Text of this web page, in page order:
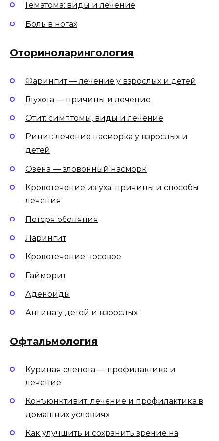
Гематома: виды и лечение
Боль в ногах
Оториноларингология
Фарингит — лечение у взрослых и детей
Глухота — причины и лечение
Отит: симптомы, виды и лечение
Ринит: лечение насморка у взрослых и
детей
Озена — зловонный насморк
Кровотечение из уха: причины и способы
лечения
Потеря обоняния
Ларингит
Кровотечение носовое
Гайморит
Аденоиды
Ангина у детей и взрослых
Офтальмология
Куриная слепота — профилактика и
лечение
Конъюнктивит: лечение и профилактика в
домашних условиях
Как улучшить и сохранить зрение на